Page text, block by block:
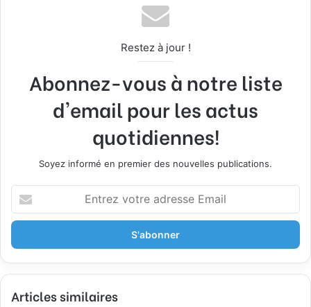
Restez à jour !
Abonnez-vous à notre liste
d'email pour les actus
quotidiennes!
Soyez informé en premier des nouvelles publications.
t
e
z
o
Articles similaires